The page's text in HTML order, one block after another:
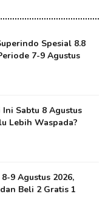
Spesial 8.8
7-9 Agustus
Sabtu 8 Agustus
Lebih Waspada?
9 Agustus 2026,
Beli 2 Gratis 1